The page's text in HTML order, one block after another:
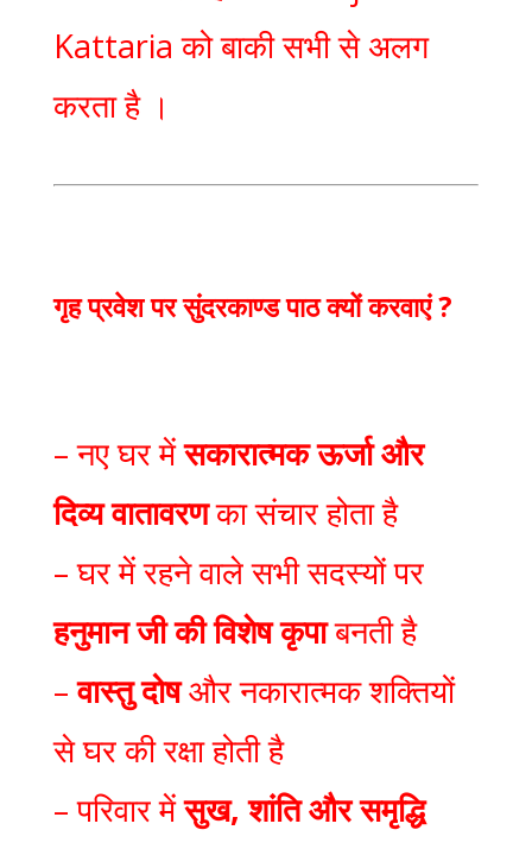
Kattaria को बाकी सभी से अलग
करता है ।
गृह प्रवेश पर सुंदरकाण्ड पाठ क्यों करवाएं ?
– नए घर मेंसकारात्मक ऊर्जा और
दिव्य वातावरणका संचार होता है
– घर में रहने वाले सभी सदस्यों पर
हनुमान जी की विशेष कृपाबनती है
–वास्तु दोषऔर नकारात्मक शक्तियों
से घर की रक्षा होती है
– परिवार मेंसुख, शांति और समृद्धि